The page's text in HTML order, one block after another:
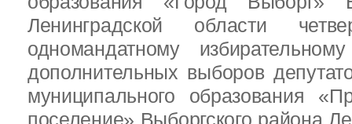
Ленинградской области
одномандатному
дополнительных выборов
муниципального образования
поселение» Выборгского района